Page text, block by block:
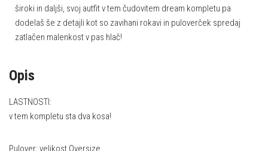
široki in daljši, svoj autfit v tem čudovitem dream kompletu pa
dodelaš še z detajli kot so zavihani rokavi in puloverček spredaj
zatlačen malenkost v pas hlač!
Opis
LASTNOSTI:
v tem kompletu sta dva kosa!
Pulover: velikost Oversize